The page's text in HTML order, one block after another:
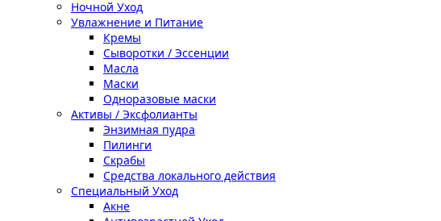
Ночной Уход
Увлажнение и Питание
Кремы
Сыворотки / Эссенции
Масла
Маски
Одноразовые маски
Активы / Эксфолианты
Энзимная пудра
Пилинги
Скрабы
Средства локального действия
Специальный Уход
Акне